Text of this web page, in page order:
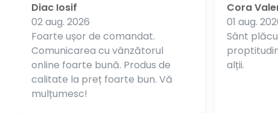
Foarte ușor de comandat.
Comunicarea cu vânzătorul
online foarte bună. Produs de
calitate la preț foarte bun. Vă
mulțumesc!
Diac Iosif
02 aug. 2026
Sânt
alții.
Cora
01 aug.